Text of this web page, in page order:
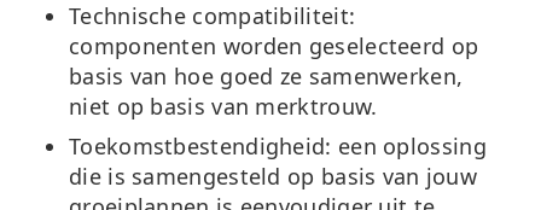
Technische compatibiliteit:
componenten worden geselecteerd op
basis van hoe goed ze samenwerken,
niet op basis van merktrouw.
Toekomstbestendigheid: een oplossing
die is samengesteld op basis van jouw